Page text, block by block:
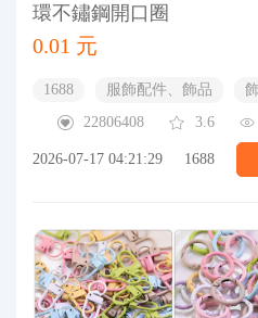
環不鏽鋼開口圈
0.01 元
1688 服飾配件、飾品
22806408
3.6
2026-07-17 04:21:29 1688